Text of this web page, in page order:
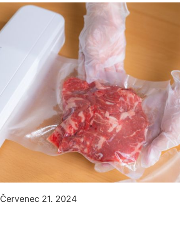
Červenec 21. 2024